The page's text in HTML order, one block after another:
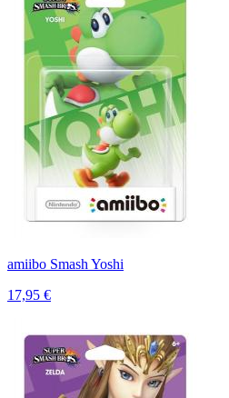
amiibo Smash Yoshi
17,95 €